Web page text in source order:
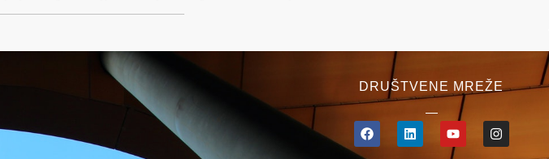
DRUŠTVENE MREŽE